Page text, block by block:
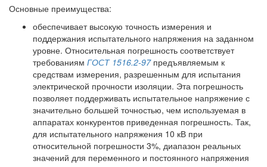
Основные преимущества:
обеспечивает высокую точность измерения и
поддержания испытательного напряжения на заданном
уровне. Относительная погрешность соответствует
требованиям ГОСТ 1516.2-97предъявляемым к
средствам измерения, разрешенным для испытания
электрической прочности изоляции. Эта погрешность
позволяет поддерживать испытательное напряжение с
значительно большей точностью, чем используемая в
аппаратах конкурентов приведенная погрешность. Так,
для испытательного напряжения 10 кВ при
относительной погрешности 3%, диапазон реальных
значений для переменного и постоянного напряжения